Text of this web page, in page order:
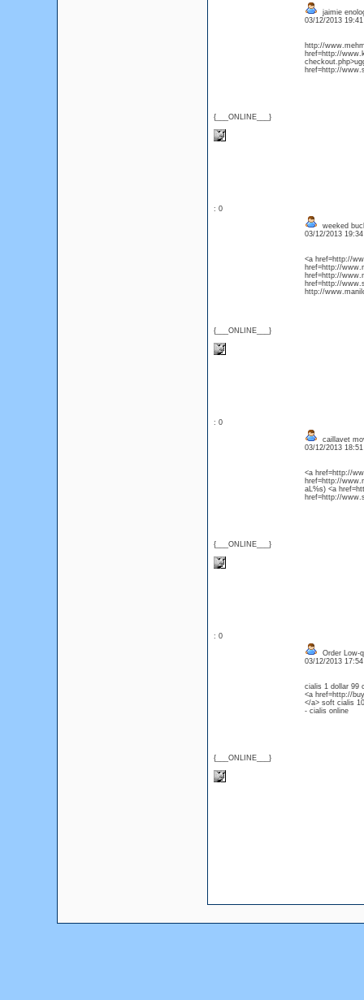
{___ONLINE___}
jaimie
03/12/2013
http://
href=http://
href=http://
: 0
{___ONLINE___}
weeked
03/12/2013
<a href=http://
href=http://
href=http://
href=http://
http://
: 0
{___ONLINE___}
caillavet
03/12/2013
<a href=http://
href=http://
aL%s) <a
href=http://
: 0
{___ONLINE___}
Order Low-
03/12/2013
cialis 1 dollar 99
<a href=http://
</a> soft cialis
- cialis online